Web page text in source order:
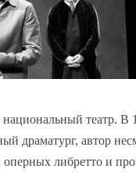
театр. В
драматург, автор
оперных либретто и